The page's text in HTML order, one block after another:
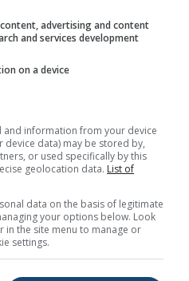
in 3 einfachen
advertising and content
and services development
on a device
information from your device
data) may be stored by,
or used specifically by this
geolocation data. List of
data on the basis of legitimate
your options below. Look
the site menu to manage or
settings.